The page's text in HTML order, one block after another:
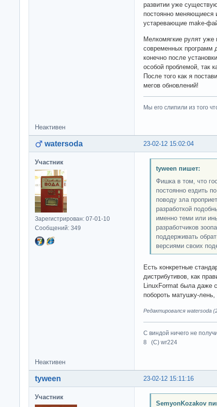
развитии уже
постоянно меняющиеся
устаревающие make-
Мелкомягкие рулят уже
современных программ
конечно после
особой проблемой, так
После того как я
мегов обновлений!
Мы его слипили из того
Неактивен
23-02-12 15:02:04
watersoda
Участник
Зарегистрирован: 07-01-10
Сообщений: 349
tyween пишет:
Фишка в том, что
постоянно ездить
поводу зла
разработкой
именно теми или
разработчиков
поддерживать
версиями своих
Есть конкретные
дистрибутивов, как
LinuxFormat была даже
побороть матушку-
Редактировался watersoda
С виндой ничего не
8 (C) wr224
Неактивен
23-02-12 15:11:16
tyween
Участник
SemyonKozakov